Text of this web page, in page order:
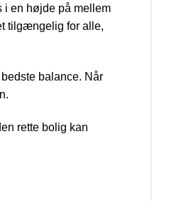
i en højde på mellem
tilgængelig for alle,
balance. Når
rette bolig kan